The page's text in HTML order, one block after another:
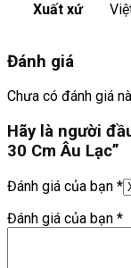
Xuất xứ
Đánh giá
Chưa có đánh giá
Hãy là người
30 Cm Âu Lạc”
Đánh giá của bạn *
Đánh giá của bạn *